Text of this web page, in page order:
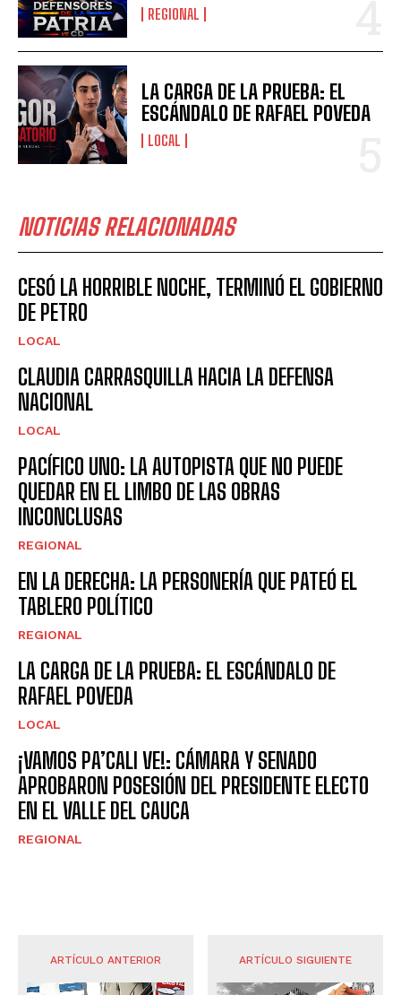
REGIONAL
LA CARGA DE LA PRUEBA: EL
ESCÁNDALO DE RAFAEL POVEDA
LOCAL
NOTICIAS RELACIONADAS
CESÓ LA HORRIBLE NOCHE, TERMINÓ EL GOBIERNO
DE PETRO
LOCAL
CLAUDIA CARRASQUILLA HACIA LA DEFENSA
NACIONAL
LOCAL
PACÍFICO UNO: LA AUTOPISTA QUE NO PUEDE
QUEDAR EN EL LIMBO DE LAS OBRAS
INCONCLUSAS
REGIONAL
EN LA DERECHA: LA PERSONERÍA QUE PATEÓ EL
TABLERO POLÍTICO
REGIONAL
LA CARGA DE LA PRUEBA: EL ESCÁNDALO DE
RAFAEL POVEDA
LOCAL
¡VAMOS PA’CALI VE!: CÁMARA Y SENADO
APROBARON POSESIÓN DEL PRESIDENTE ELECTO
EN EL VALLE DEL CAUCA
REGIONAL
ARTÍCULO ANTERIOR ARTÍCULO SIGUIENTE